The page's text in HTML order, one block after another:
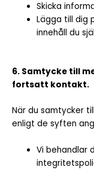
Skicka
Lägga till dig
innehåll du
6. Samtycke till
fortsatt kontakt.
När du samtycker
enligt de syften
Vi behandlar